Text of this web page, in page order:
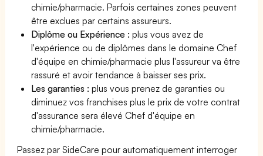
chimie/pharmacie. Parfois certaines zones peuvent
être exclues par certains assureurs.
Diplôme ou Expérience :plus vous avez de
l'expérience ou de diplômes dans le domaine Chef
d'équipe en chimie/pharmacie plus l'assureur va être
rassuré et avoir tendance à baisser ses prix.
Les garanties :plus vous prenez de garanties ou
diminuez vos franchises plus le prix de votre contrat
d'assurance sera élevé Chef d'équipe en
chimie/pharmacie.
Passez par SideCare pour automatiquement interroger